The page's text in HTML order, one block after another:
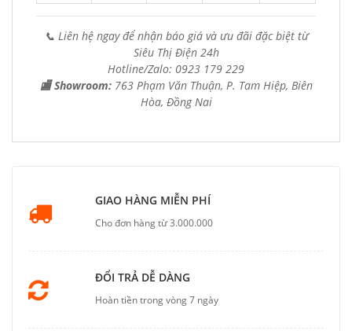
📞 Liên hệ ngay để nhận báo giá và ưu đãi đặc biệt từ
Siêu Thị Điện 24h
Hotline/Zalo: 0923 179 229
🏬 Showroom: 763 Phạm Văn Thuận, P. Tam Hiệp, Biên
Hòa, Đồng Nai
GIAO HÀNG MIỄN PHÍ
Cho đơn hàng từ 3.000.000
ĐỔI TRẢ DỄ DÀNG
Hoàn tiền trong vòng 7 ngày